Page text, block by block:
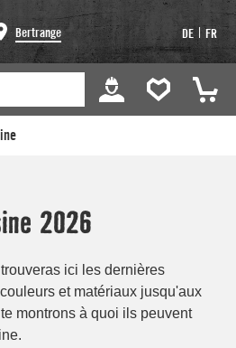
Bertrange DE FR